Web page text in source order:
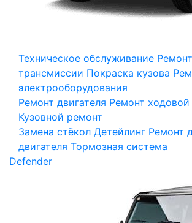
Техническое обслуживание Ремонт
трансмиссии Покраска кузова
электрооборудования
Ремонт двигателя Ремонт ходовой
Кузовной ремонт
Замена стёкол Детейлинг Ремонт
двигателя Тормозная система
Defender